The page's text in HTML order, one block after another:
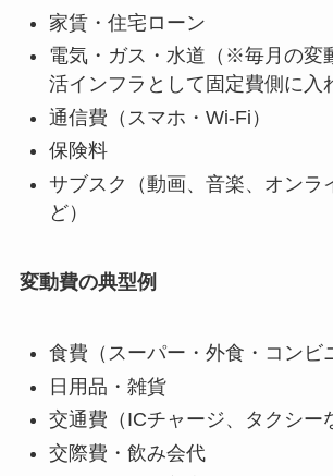
家賃・住宅ローン
電気・ガス・水道（※毎月の変
活インフラとして固定費側に入
通信費（スマホ・Wi-Fi）
保険料
サブスク（動画、音楽、オンラ
ど）
変動費の典型例
食費（スーパー・外食・コンビ
日用品・雑貨
交通費（ICチャージ、タクシー
交際費・飲み会代